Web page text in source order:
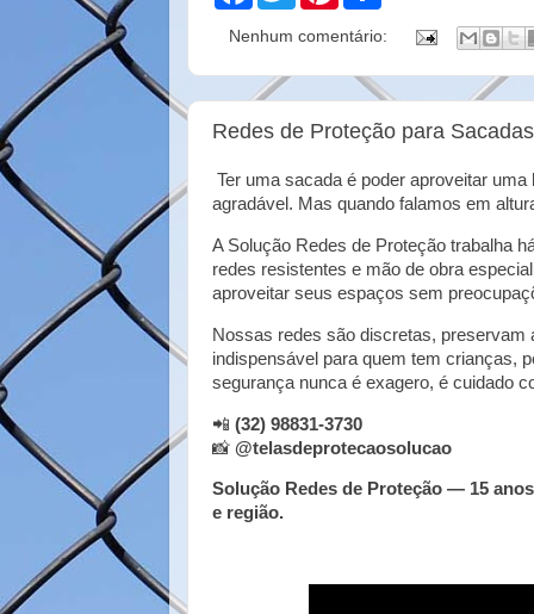
e
o
o
t
e
t
r
t
r
Nenhum comentário:
Redes de Proteção para
Ter uma sacada é poder aproveitar
agradável. Mas quando falamos em
A Solução Redes de Proteção trabalha
redes resistentes e mão de obra
aproveitar seus espaços sem
Nossas redes são discretas, preservam
indispensável para quem tem crianças,
segurança nunca é exagero, é cuidado
📲 (32) 98831-3730
📸 @telasdeprotecaosolucao
Solução Redes de Proteção — 15
e região.